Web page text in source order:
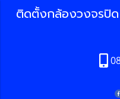
ติดตั้งกล้องวงจรปิด